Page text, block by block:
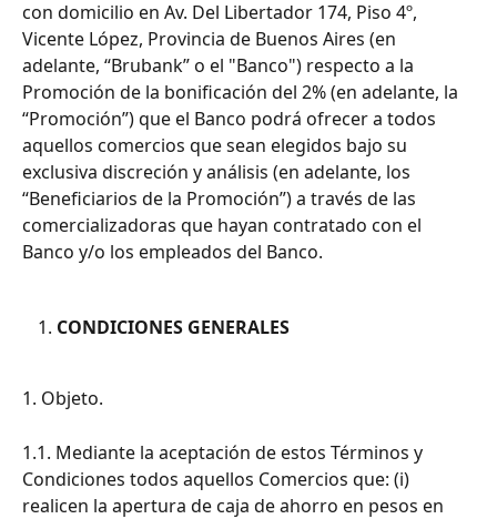
con domicilio en Av. Del Libertador 174, Piso 4º,
Vicente López, Provincia de Buenos Aires (en
adelante, “Brubank” o el "Banco") respecto a la
Promoción de la bonificación del 2% (en adelante, la
“Promoción”) que el Banco podrá ofrecer a todos
aquellos comercios que sean elegidos bajo su
exclusiva discreción y análisis (en adelante, los
“Beneficiarios de la Promoción”) a través de las
comercializadoras que hayan contratado con el
Banco y/o los empleados del Banco.
CONDICIONES GENERALES
1. Objeto.
1.1. Mediante la aceptación de estos Términos y
Condiciones todos aquellos Comercios que: (i)
realicen la apertura de caja de ahorro en pesos en